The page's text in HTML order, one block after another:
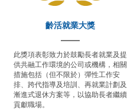
齡活就業大獎
此獎項表彰致力於鼓勵長者就業及提
供共融工作環境的公司或機構，相關
措施包括（但不限於）彈性工作安
排、跨代指導及培訓、再就業計劃及
漸進式退休方案等，以協助長者繼續
貢獻職場。